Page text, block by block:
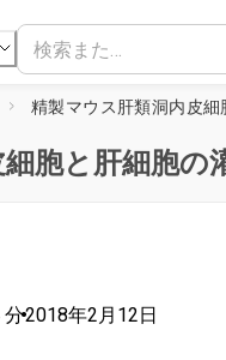
精製マウス肝類洞内皮
胞と肝細胞の
分•2018年2月12日